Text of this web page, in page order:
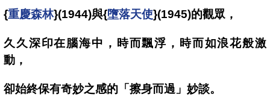
{重慶森林}(1944)與{墮落天使}(1945)的觀眾，
久久深印在腦海中，時而飄浮，時而如浪花般激
動，
卻始終保有奇妙之感的「擦身而過」妙談。